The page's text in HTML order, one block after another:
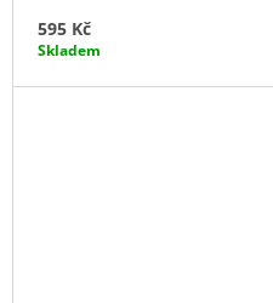
595 Kč
Skladem